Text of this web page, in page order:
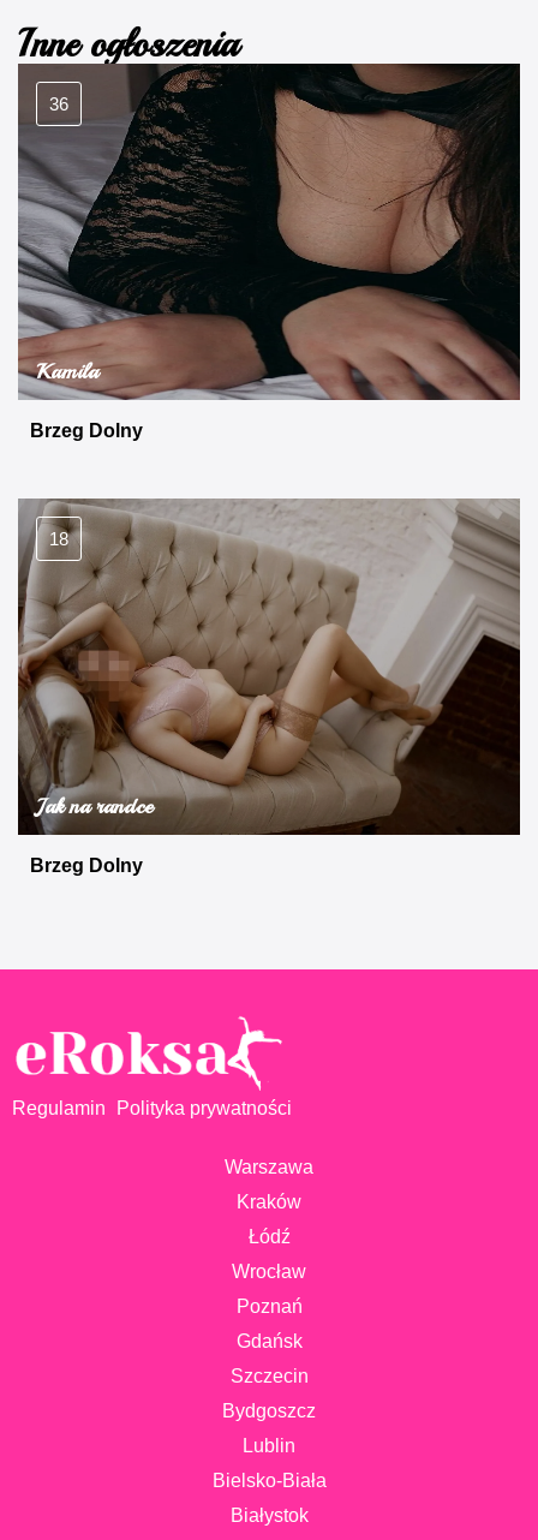
Inne ogłoszenia
36
Kamila
Brzeg Dolny
18
Jak na randce
Brzeg Dolny
Regulamin Polityka prywatności
Warszawa
Kraków
Łódź
Wrocław
Poznań
Gdańsk
Szczecin
Bydgoszcz
Lublin
Bielsko-Biała
Białystok